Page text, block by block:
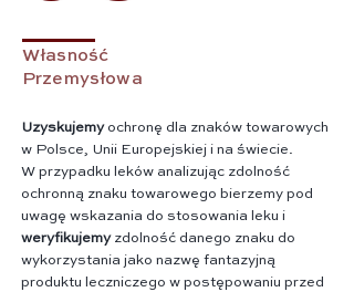
Własność
Przemysłowa
Uzyskujemyochronę dla znaków towarowych
w Polsce, Unii Europejskiej i na świecie.
W przypadku leków analizując zdolność
ochronną znaku towarowego bierzemy pod
uwagę wskazania do stosowania leku i
weryfikujemyzdolność danego znaku do
wykorzystania jako nazwę fantazyjną
produktu leczniczego w postępowaniu przed